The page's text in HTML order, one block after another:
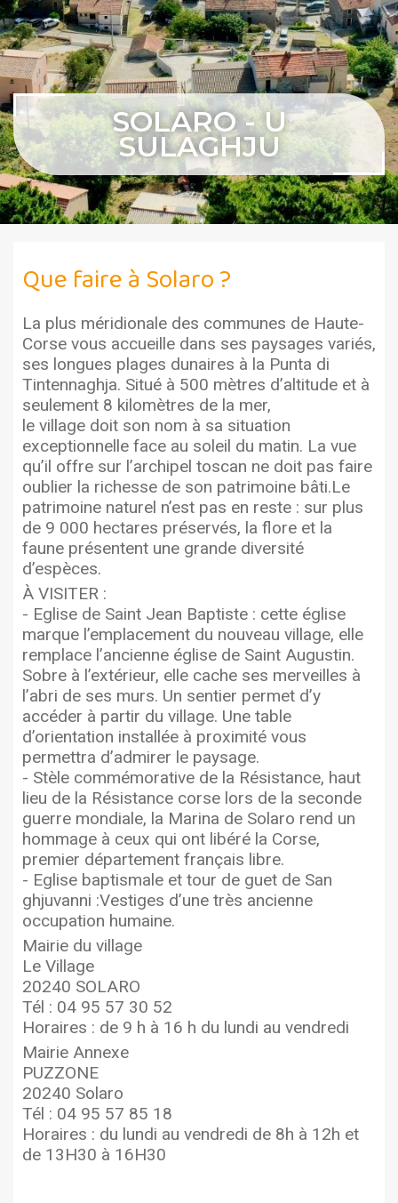
SOLARO - U
SULAGHJU
Que faire à Solaro ?
La plus méridionale des communes de Haute-
Corse vous accueille dans ses paysages variés,
ses longues plages dunaires à la Punta di
Tintennaghja. Situé à 500 mètres d’altitude et à
seulement 8 kilomètres de la mer,
le village doit son nom à sa situation
exceptionnelle face au soleil du matin. La vue
qu’il offre sur l’archipel toscan ne doit pas faire
oublier la richesse de son patrimoine bâti.Le
patrimoine naturel n’est pas en reste : sur plus
de 9 000 hectares préservés, la flore et la
faune présentent une grande diversité
d’espèces.
À VISITER :
- Eglise de Saint Jean Baptiste : cette église
marque l’emplacement du nouveau village, elle
remplace l’ancienne église de Saint Augustin.
Sobre à l’extérieur, elle cache ses merveilles à
l’abri de ses murs. Un sentier permet d’y
accéder à partir du village. Une table
d’orientation installée à proximité vous
permettra d’admirer le paysage.
- Stèle commémorative de la Résistance, haut
lieu de la Résistance corse lors de la seconde
guerre mondiale, la Marina de Solaro rend un
hommage à ceux qui ont libéré la Corse,
premier département français libre.
- Eglise baptismale et tour de guet de San
ghjuvanni :Vestiges d’une très ancienne
occupation humaine.
Mairie du village
Le Village
20240 SOLARO
Tél : 04 95 57 30 52
Horaires : de 9 h à 16 h du lundi au vendredi
Mairie Annexe
PUZZONE
20240 Solaro
Tél : 04 95 57 85 18
Horaires : du lundi au vendredi de 8h à 12h et
de 13H30 à 16H30